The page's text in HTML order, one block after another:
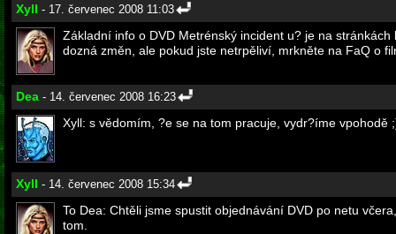
Xyll - 17. červenec 2008 11:03
Základní info o DVD Metrénský incident u? je na
dozná změn, ale pokud jste netrpěliví, mrkněte na FaQ o
Dea - 14. červenec 2008 16:23
Xyll: s vědomím, ?e se na tom pracuje, vydr?íme vpohodě
Xyll - 14. červenec 2008 15:34
To Dea: Chtěli jsme spustit objednávání DVD po netu
tom.